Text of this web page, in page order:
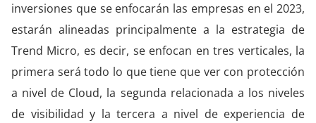
inversiones que se enfocarán las empresas en el 2023,
estarán alineadas principalmente a la estrategia de
Trend Micro, es decir, se enfocan en tres verticales, la
primera será todo lo que tiene que ver con protección
a nivel de Cloud, la segunda relacionada a los niveles
de visibilidad y la tercera a nivel de experiencia de